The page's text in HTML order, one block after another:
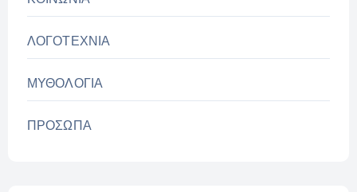
ΛΟΓΟΤΕΧΝΙΑ
ΜΥΘΟΛΟΓΙΑ
ΠΡΟΣΩΠΑ